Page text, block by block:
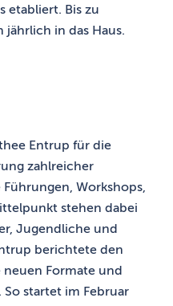
etabliert. Bis zu
in das Haus.
Entrup für die
zahlreicher
Workshops,
stehen dabei
Jugendliche und
berichtete den
Formate und
startet im Februar